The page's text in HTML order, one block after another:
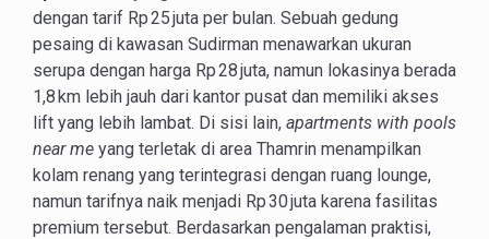
dengan tarif Rp 25 juta per bulan. Sebuah gedung
pesaing di kawasan Sudirman menawarkan ukuran
serupa dengan harga Rp 28 juta, namun lokasinya berada
1,8 km lebih jauh dari kantor pusat dan memiliki akses
lift yang lebih lambat. Di sisi lain, apartments with pools
near me yang terletak di area Thamrin menampilkan
kolam renang yang terintegrasi dengan ruang lounge,
namun tarifnya naik menjadi Rp 30 juta karena fasilitas
premium tersebut. Berdasarkan pengalaman praktisi,